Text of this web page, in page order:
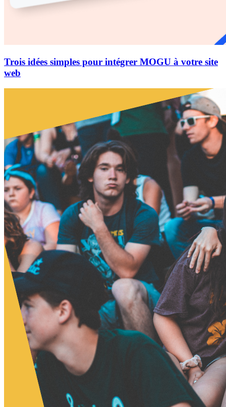
Trois idées simples pour intégrer MOGU à votre site
web